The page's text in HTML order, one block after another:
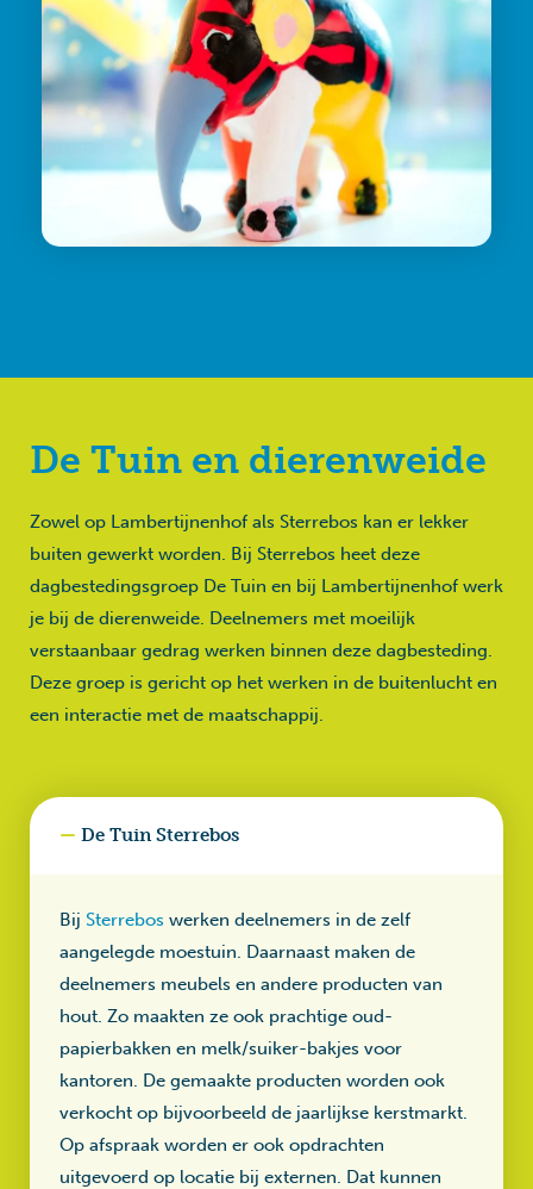
De Tuin en dierenweide
Zowel op Lambertijnenhof als Sterrebos kan er lekker
buiten gewerkt worden. Bij Sterrebos heet deze
dagbestedingsgroep De Tuin en bij Lambertijnenhof werk
je bij de dierenweide. Deelnemers met moeilijk
verstaanbaar gedrag werken binnen deze dagbesteding.
Deze groep is gericht op het werken in de buitenlucht en
een interactie met de maatschappij.
De Tuin Sterrebos
Bij Sterrebos werken deelnemers in de zelf
aangelegde moestuin. Daarnaast maken de
deelnemers meubels en andere producten van
hout. Zo maakten ze ook prachtige oud-
papierbakken en melk/suiker-bakjes voor
kantoren. De gemaakte producten worden ook
verkocht op bijvoorbeeld de jaarlijkse kerstmarkt.
Op afspraak worden er ook opdrachten
uitgevoerd op locatie bij externen. Dat kunnen